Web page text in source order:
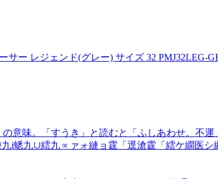
サー レジェンド(グレー) サイズ 32 PMJ32LEG-
意味。「すうき」と読むと「ふしあわせ。不運
i蟋九∪繧九∝ァォ縺ョ霆「逕滄霆「繧ケ繝医シ